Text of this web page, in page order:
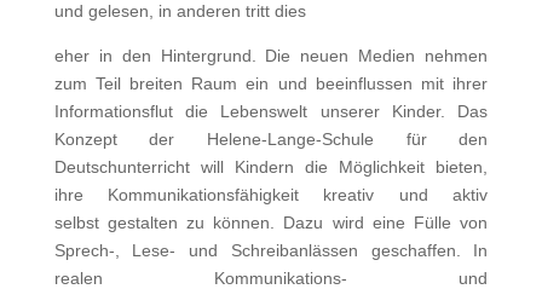
und gelesen, in anderen tritt dies
eher in den Hintergrund. Die neuen Medien nehmen
zum Teil breiten Raum ein und beeinflussen mit ihrer
Informationsflut die Lebenswelt unserer Kinder. Das
Konzept der Helene-Lange-Schule für den
Deutschunterricht will Kindern die Möglichkeit bieten,
ihre Kommunikationsfähigkeit kreativ und aktiv
selbst gestalten zu können. Dazu wird eine Fülle von
Sprech-, Lese- und Schreibanlässen geschaffen. In
realen Kommunikations- und